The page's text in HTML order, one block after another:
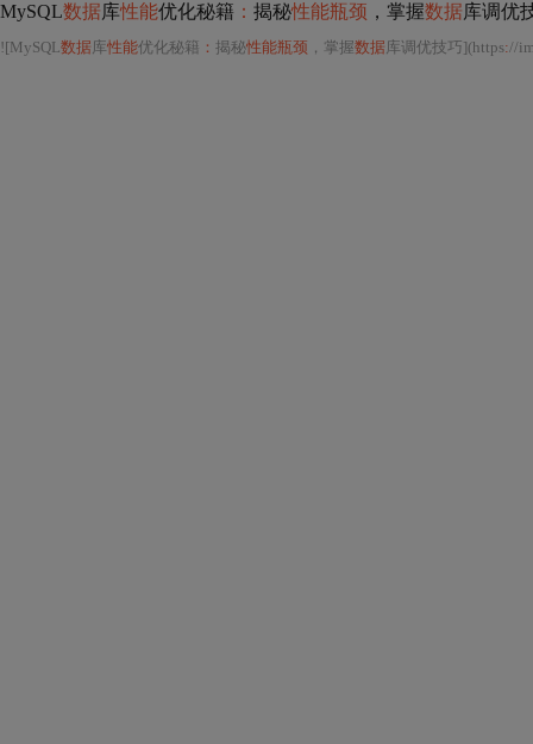
MySQL数据库性能优化秘籍 ： 揭秘性能瓶颈 ，掌握数据库调优
![MySQL数据 库性能优化秘籍 ： 揭秘性能瓶颈 ，掌握数据 库调优技巧](https://